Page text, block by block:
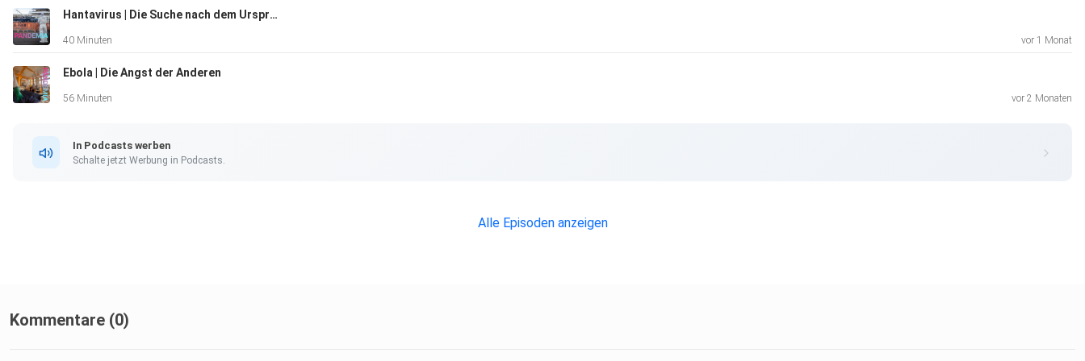
Hantavirus | Die Suche nach dem Ursprung
40 Minuten vor 1 Monat
Ebola | Die Angst der Anderen
56 Minuten vor 2 Monaten
In Podcasts werben
Schalte jetzt Werbung in Podcasts.
Alle Episoden anzeigen
Kommentare (0)